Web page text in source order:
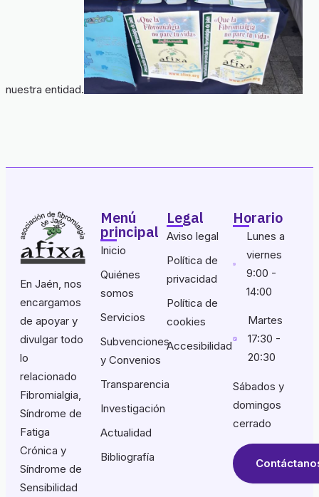
nuestra entidad.
En Jaén, nos
encargamos
de apoyar y
divulgar todo
lo
relacionado
Fibromialgia,
Síndrome de
Fatiga
Crónica y
Síndrome de
Sensibilidad
Menú
principal
Inicio
Quiénes
somos
Servicios
Subvenciones
y Convenios
Transparencia
Investigación
Actualidad
Bibliografía
Legal
Aviso legal
Política de
privacidad
Política de
cookies
Accesibilidad
Horario
Lunes a
viernes
9:00 -
14:00
Martes
17:30 -
20:30
Sábados y
domingos
cerrado